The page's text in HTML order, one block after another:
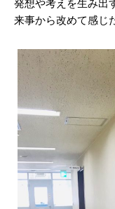
発想や考えを生み出
来事から改めて感じ